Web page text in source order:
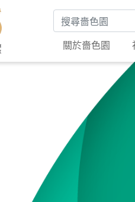
搜尋關鍵字
關於嗇色園